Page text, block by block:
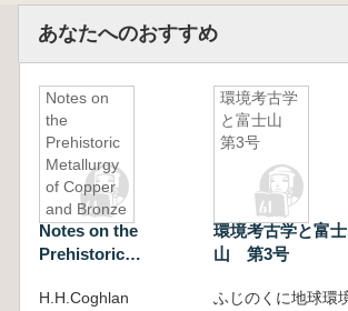
あなたへのおすすめ
Notes on
the
Prehistoric
Metallurgy
of Copper
and Bronze
in the Old
World
Notes on the
Prehistoric
Copper and Bronze
H.H.Coghlan
環境考古学
と富士山
第3号
環境考古学と富士
山 第3号